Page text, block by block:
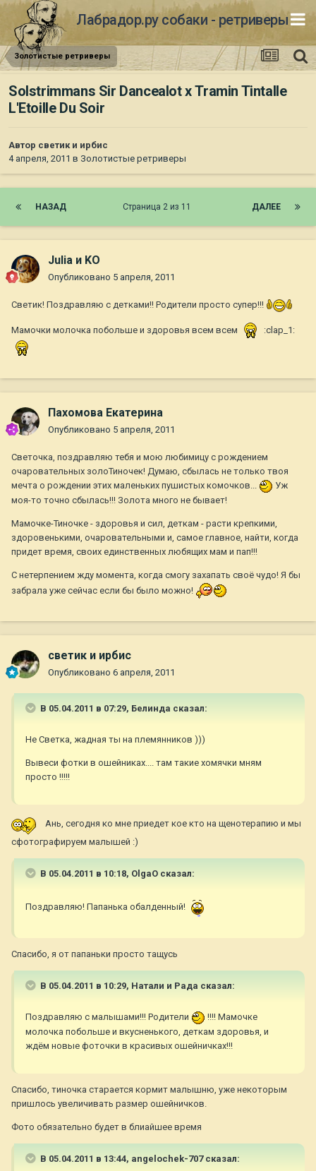
Лабрадор.ру собаки - ретриверы
Золотистые ретриверы
Solstrimmans Sir Dancealot х Tramin Tintalle
L'Etoille Du Soir
Автор светик и ирбис
4 апреля, 2011 в Золотистые ретриверы
НАЗАД ДАЛЕЕ
Страница 2 из 11
Julia и KO
Опубликовано 5 апреля, 2011
Светик! Поздравляю с детками!! Родители просто супер!!!
Мамочки молочка побольше и здоровья всем всем :clap_1:
Пахомова Екатерина
Опубликовано 5 апреля, 2011
Светочка, поздравляю тебя и мою любимицу с рождением
очаровательных золоТиночек! Думаю, сбылась не только твоя
мечта о рождении этих маленьких пушистых комочков...
Уж
моя-то точно сбылась!!! Золота много не бывает!
Мамочке-Тиночке - здоровья и сил, деткам - расти крепкими,
здоровенькими, очаровательными и, самое главное, найти, когда
придет время, своих единственных любящих мам и пап!!!
С нетерпением жду момента, когда смогу захапать своё чудо! Я бы
забрала уже сейчас если бы было можно!
светик и ирбис
Опубликовано 6 апреля, 2011
В 05.04.2011 в 07:29, Белинда сказал:
Не Светка, жадная ты на племянников )))
Вывеси фотки в ошейниках.... там такие хомячки мням
просто !!!!!
Ань, сегодня ко мне приедет кое кто на щенотерапию и мы
сфотографируем малышей :)
В 05.04.2011 в 10:18, OlgaO сказал:
Поздравляю! Папанька обалденный!
Спасибо, я от папаньки просто тащусь
В 05.04.2011 в 10:29, Натали и Рада сказал:
Поздравляю с малышами!!! Родители
!!!! Мамочке
молочка побольше и вкусненького, деткам здоровья, и
ждём новые фоточки в красивых ошейничках!!!
Спасибо, тиночка старается кормит малышню, уже некоторым
пришлось увеличивать размер ошейничков.
Фото обязательно будет в блиайшее время
В 05.04.2011 в 13:44, angelochek-707 сказал: